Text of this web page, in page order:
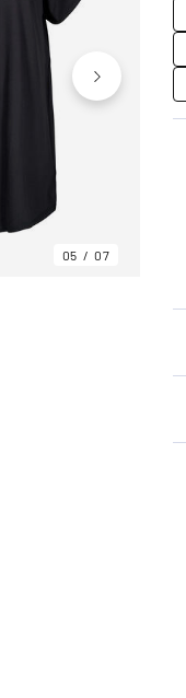
05 07